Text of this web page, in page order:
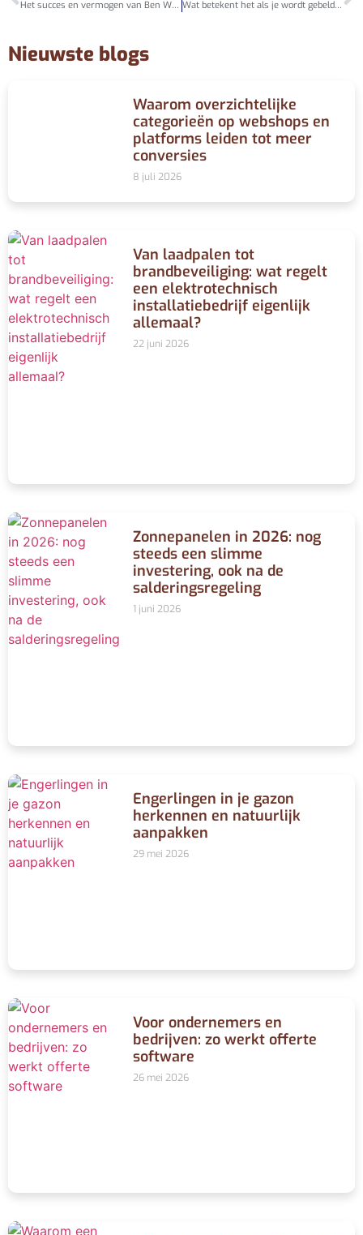
Het succes en vermogen van Ben Woldring: Van jonge ondernemer tot miljonair Wat betekent het als je wordt gebeld door +31 10 798 09 86?
Nieuwste blogs
Waarom overzichtelijke
categorieën op webshops en
platforms leiden tot meer
conversies
8 juli 2026
Van laadpalen tot
brandbeveiliging: wat regelt
een elektrotechnisch
installatiebedrijf eigenlijk
allemaal?
22 juni 2026
Zonnepanelen in 2026: nog
steeds een slimme
investering, ook na de
salderingsregeling
1 juni 2026
Engerlingen in je gazon
herkennen en natuurlijk
aanpakken
29 mei 2026
Voor ondernemers en
bedrijven: zo werkt offerte
software
26 mei 2026